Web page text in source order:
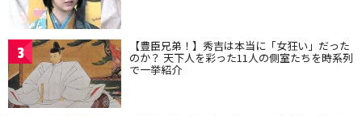
3 【豊臣兄弟！】秀吉は本当に「女狂い」だった
のか？ 天下人を彩った11人の側室たちを時系列
で一挙紹介